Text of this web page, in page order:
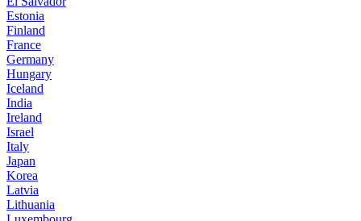
Estonia
Finland
France
Germany
Hungary
Iceland
India
Ireland
Israel
Italy
Japan
Korea
Latvia
Lithuania